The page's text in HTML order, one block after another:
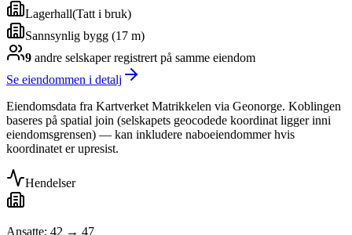
Lagerhall(Tatt i bruk)
Sannsynlig bygg (17 m)
9 andre selskaperregistrert på samme eiendom
Se eiendommen i detalj
Eiendomsdata fra Kartverket Matrikkelen via Geonorge. Koblingen
baseres på spatial join (selskapets geocodede koordinat ligger inni
eiendomsgrensen) — kan inkludere naboeiendommer hvis
koordinatet er upresist.
Hendelser
Ansatte: 42 → 47